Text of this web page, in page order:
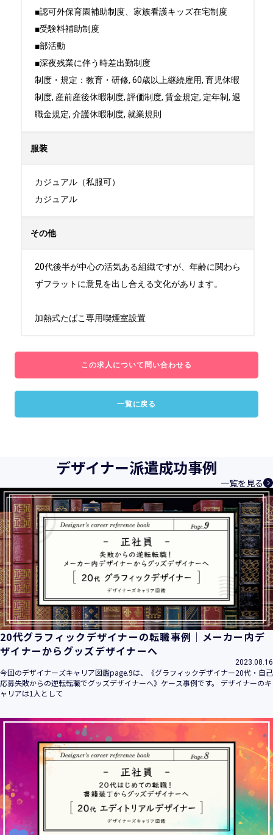
■認可外保育園補助制度、家族看護キッズ在宅制度
■受験料補助制度
■部活動
■深夜残業に伴う時差出勤制度
制度・規定：教育・研修, 60歳以上継続雇用, 育児休暇
制度, 産前産後休暇制度, 評価制度, 賃金規定, 定年制, 退
職金規定, 介護休暇制度, 就業規則
服装
カジュアル（私服可）
カジュアル
その他
20代後半が中心の活気ある組織ですが、年齢に関わら
ずフラットに意見を出し合える文化があります。
加熱式たばこ専用喫煙室設置
この求人について問い合わせる
一覧に戻る
デザイナー派遣成功事例
一覧を見る
20代グラフィックデザイナーの転職事例｜メーカー内デ
ザイナーからグッズデザイナーへ
2023.08.16
今回のデザイナーズキャリア図鑑page.9は、《グラフィックデザイナー20代・自己
応募失敗からの逆転転職でグッズデザイナーへ》ケース事例です。 デザイナーのキ
ャリアは1人として